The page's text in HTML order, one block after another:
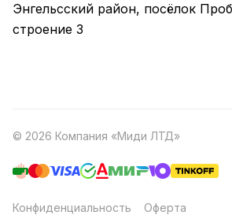
Энгельсский район, посёлок
строение 3
© 2026 Компания «Миди ЛТД»
Конфиденциальность Оферта